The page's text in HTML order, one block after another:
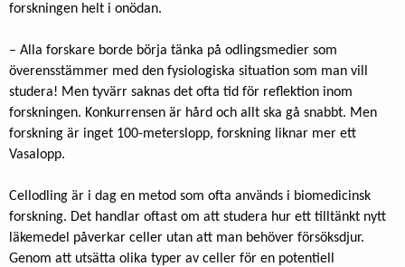
forskningen helt i onödan.
– Alla forskare borde börja tänka på odlingsmedier som
överensstämmer med den fysiologiska situation som man vill
studera! Men tyvärr saknas det ofta tid för reflektion inom
forskningen. Konkurrensen är hård och allt ska gå snabbt. Men
forskning är inget 100-meterslopp, forskning liknar mer ett
Vasalopp.
Cellodling är i dag en metod som ofta används i biomedicinsk
forskning. Det handlar oftast om att studera hur ett tilltänkt nytt
läkemedel påverkar celler utan att man behöver försöksdjur.
Genom att utsätta olika typer av celler för en potentiell